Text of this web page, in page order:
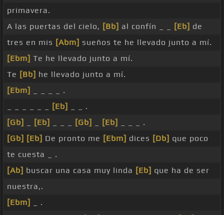
primavera.
A las puertas del cielo, [Bb] al confín _ _ [Eb] de
tres en mis [Abm] sueños te he llevado junto a mí.
[Ebm] Te he llevado junto a mí.
Te [Bb] he llevado junto a mí.
[Ebm]
_ _ _ _ .
[Eb]
_ _ .
[Gb]
[Eb] [Gb] [Eb]
_ _ _ .
[Gb] [Eb] De pronto me [Ebm] dices [Db] que poco
te cuesta _ .
[Ab] buscar una casa muy linda [Eb] que ha de ser
nuestra,.
[Ebm]
_ .